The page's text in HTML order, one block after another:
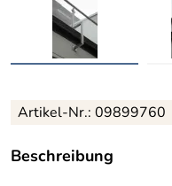
Artikel-Nr.: 09899760
Beschreibung